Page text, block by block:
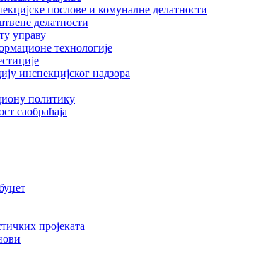
послове и комуналне делатности
делатности
управу
технологије
инспекцијског надзора
политику
саобраћаја
пројеката